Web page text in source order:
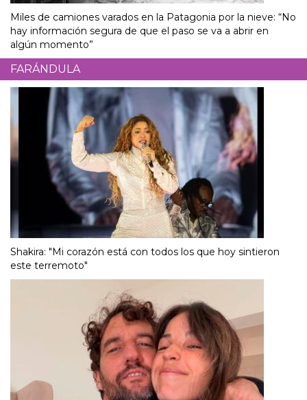
Miles de camiones varados en la Patagonia por la nieve: “No
hay información segura de que el paso se va a abrir en
algún momento”
FARÁNDULA
Shakira: "Mi corazón está con todos los que hoy sintieron
este terremoto"